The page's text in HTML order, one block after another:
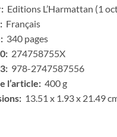
Editions L’Harmattan (1
‎ Français
‎ 340 pages
‎ 274758755X
‎ 978-2747587556
l’article:‎ 400 g
13.51 x 1.93 x 21.49